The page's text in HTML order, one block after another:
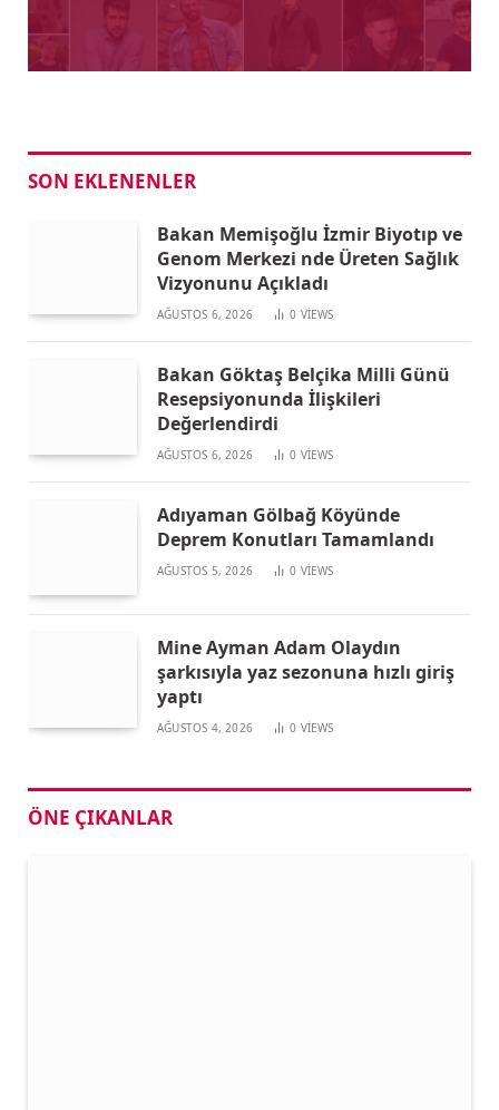
SON EKLENENLER
Bakan Memişoğlu İzmir Biyotıp ve
Genom Merkezi nde Üreten Sağlık
Vizyonunu Açıkladı
AĞUSTOS 6, 2026 0 VIEWS
Bakan Göktaş Belçika Milli Günü
Resepsiyonunda İlişkileri
Değerlendirdi
AĞUSTOS 6, 2026 0 VIEWS
Adıyaman Gölbağ Köyünde
Deprem Konutları Tamamlandı
AĞUSTOS 5, 2026 0 VIEWS
Mine Ayman Adam Olaydın
şarkısıyla yaz sezonuna hızlı giriş
yaptı
AĞUSTOS 4, 2026 0 VIEWS
ÖNE ÇIKANLAR